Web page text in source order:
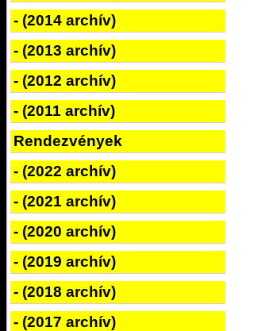
- (2014 archív)
- (2013 archív)
- (2012 archív)
- (2011 archív)
Rendezvények
- (2022 archív)
- (2021 archív)
- (2020 archív)
- (2019 archív)
- (2018 archív)
- (2017 archív)